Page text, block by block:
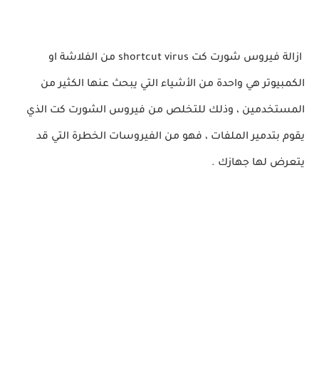
ازالة فيروس شورت كت shortcut virus من الفلاشة او
الكمبيوتر هي واحدة من الأشياء التي يبحث عنها الكثير من
المستخدمين ، وذلك للتخلص من فيروس الشورت كت الذي
يقوم بتدمير الملفات ، فهو من الفيروسات الخطرة التي قد
يتعرض لها جهازك .